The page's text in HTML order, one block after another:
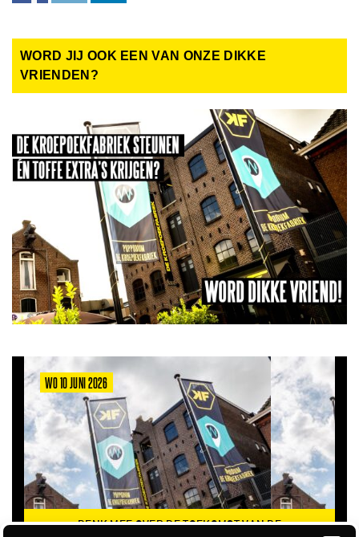
WORD JIJ OOK EEN VAN ONZE DIKKE
VRIENDEN?
WO 10 JUNI 2026
DENK MEE OVER DE TOEKOMST VAN DE